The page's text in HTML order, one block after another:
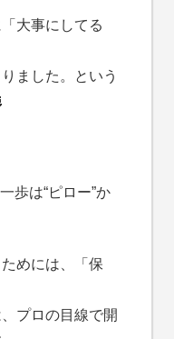
大事にしてる
ました。という
歩は“ピロー”か
めには、「保
プロの目線で開